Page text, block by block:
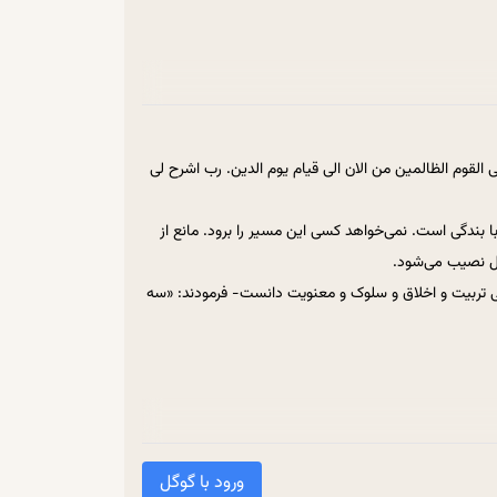
القوم الظالمین من الان الی قیام یوم الدین. رب اشرح لی
است. نمی‌خواهد کسی این مسیر را برود. مانع از
تربیت و اخلاق و سلوک و معنویت دانست- فرمودند: «سه
«ثلاثه اشیا»؛ سه تا چیز است. حقیقت بندگی
یعنی اقرار می‌کنیم ما ملک خداییم.
غیر قانونی در آن موجب پیگرد قانونی خواهد بود.»
ورود با گوگل